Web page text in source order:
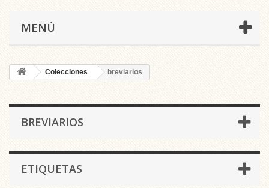
MENÚ
Colecciones breviarios
BREVIARIOS
ETIQUETAS